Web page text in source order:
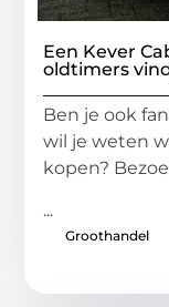
Een Kever
oldtimers
Ben je ook
wil je weten
kopen?
...
Groothandel